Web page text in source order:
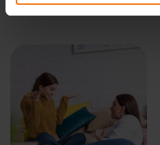
posao nakon odmora